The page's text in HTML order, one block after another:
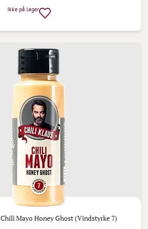
Ikke på lager
Chili Mayo Honey Ghost (Vindstyrke 7)